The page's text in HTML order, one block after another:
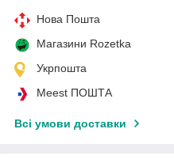
Нова Пошта
Магазини Rozetka
Укрпошта
Meest ПОШТА
Всі умови доставки